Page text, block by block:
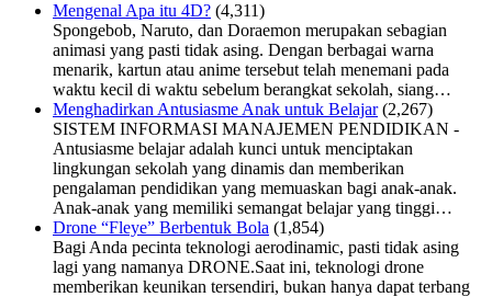
Mengenal Apa itu 4D? (4,311)
Spongebob, Naruto, dan Doraemon merupakan sebagian
animasi yang pasti tidak asing. Dengan berbagai warna
menarik, kartun atau anime tersebut telah menemani pada
waktu kecil di waktu sebelum berangkat sekolah, siang…
Menghadirkan Antusiasme Anak untuk Belajar (2,267)
SISTEM INFORMASI MANAJEMEN PENDIDIKAN -
Antusiasme belajar adalah kunci untuk menciptakan
lingkungan sekolah yang dinamis dan memberikan
pengalaman pendidikan yang memuaskan bagi anak-anak.
Anak-anak yang memiliki semangat belajar yang tinggi…
Drone “Fleye” Berbentuk Bola (1,854)
Bagi Anda pecinta teknologi aerodinamic, pasti tidak asing
lagi yang namanya DRONE.Saat ini, teknologi drone
memberikan keunikan tersendiri, bukan hanya dapat terbang